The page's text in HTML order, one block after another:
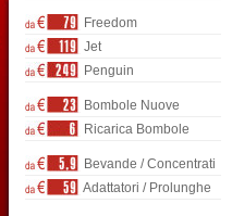
Freedom
Jet
Penguin
Bombole Nuove
Ricarica Bombole
Bevande / Concentrati
Adattatori / Prolunghe